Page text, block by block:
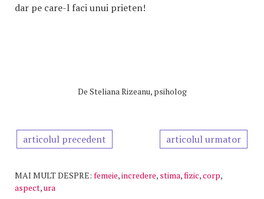
dar pe care-l faci unui prieten!
De Steliana Rizeanu, psiholog
articolul precedent articolul urmator
MAI MULT DESPRE: femeie,incredere, stima,fizic,corp,
aspect,ura